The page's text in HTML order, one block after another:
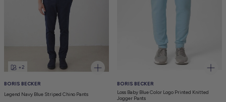
+2
BORIS BECKER
Legend Navy Blue Striped Chino Pants
BORIS BECKER
Loss Baby Blue Color Logo Printed Knitted
Jogger Pants